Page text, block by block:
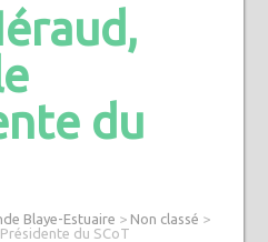
du
Blaye-Estuaire > Non classé >
du SCoT